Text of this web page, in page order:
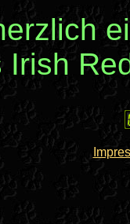
Irish